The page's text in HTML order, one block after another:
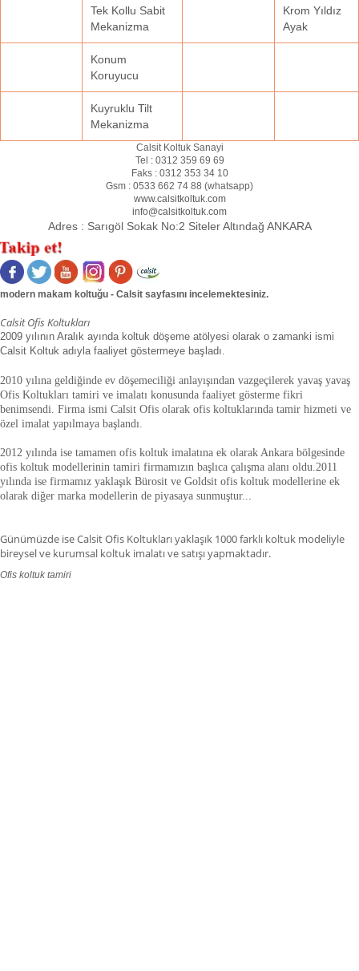
Tek Kollu Sabit
Mekanizma
Krom Yıldız
Ayak
Konum
Koruyucu
Kuyruklu Tilt
Mekanizma
Calsit Koltuk Sanayi
Tel : 0312 359 69 69
Faks : 0312 353 34 10
Gsm : 0533 662 74 88 (whatsapp)
www.calsitkoltuk.com
info@calsitkoltuk.com
Adres : Sarıgöl Sokak No:2 Siteler Altındağ ANKARA
modern makam koltuğu - Calsit sayfasını incelemektesiniz.
Calsit Ofis Koltukları
2009 yılının Aralık ayında koltuk döşeme atölyesi olarak o zamanki ismi
Calsit Koltuk adıyla faaliyet göstermeye başladı.
2010 yılına geldiğinde ev döşemeciliği anlayışından vazgeçilerek yavaş yavaş
Ofis Koltukları tamiri ve imalatı konusunda faaliyet gösterme fikri
benimsendi. Firma ismi Calsit Ofis olarak ofis koltuklarında tamir hizmeti ve
özel imalat yapılmaya başlandı.
2012 yılında ise tamamen ofis koltuk imalatına ek olarak Ankara bölgesinde
ofis koltuk modellerinin tamiri firmamızın başlıca çalışma alanı oldu.2011
yılında ise firmamız yaklaşık Bürosit ve Goldsit ofis koltuk modellerine ek
olarak diğer marka modellerin de piyasaya sunmuştur...
Günümüzde ise Calsit Ofis Koltukları yaklaşık 1000 farklı koltuk modeliyle
bireysel ve kurumsal koltuk imalatı ve satışı yapmaktadır.
Ofis koltuk tamiri